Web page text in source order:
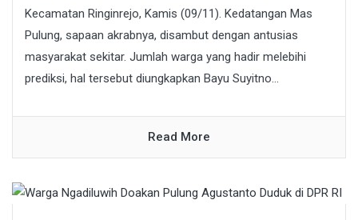
Kecamatan Ringinrejo, Kamis (09/11). Kedatangan Mas
Pulung, sapaan akrabnya, disambut dengan antusias
masyarakat sekitar. Jumlah warga yang hadir melebihi
prediksi, hal tersebut diungkapkan Bayu Suyitno...
Read More